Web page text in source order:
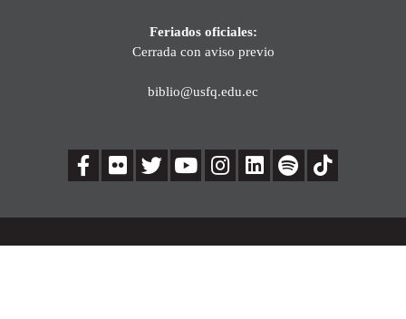
Feriados oficiales:
Cerrada con aviso previo
biblio@usfq.edu.ec